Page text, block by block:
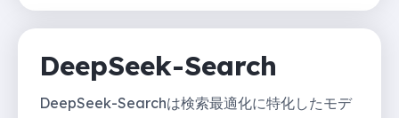
DeepSeek-Search
DeepSeek-Searchは検索最適化に特化したモデ